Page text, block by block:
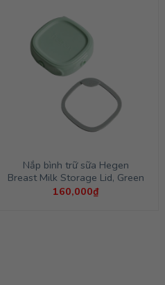
Nắp bình trữ sữa Hegen
Breast Milk Storage Lid, Green
160,000₫